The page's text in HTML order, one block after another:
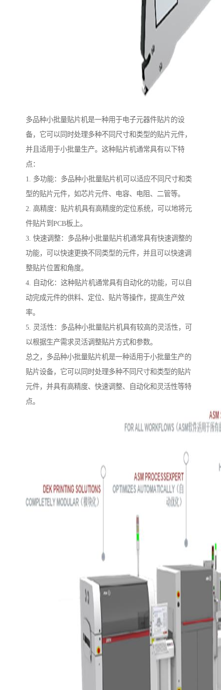
多品种小批量贴片机是一种用于电子元器件贴片的设
备，它可以同时处理多种不同尺寸和类型的贴片元件，
并且适用于小批量生产。这种贴片机通常具有以下特
点：
1. 多功能：多品种小批量贴片机可以适应不同尺寸和类
型的贴片元件，如芯片元件、电容、电阻、二管等。
2. 高精度：贴片机具有高精度的定位系统，可以地将元
件贴片到PCB板上。
3. 快速调整：多品种小批量贴片机通常具有快速调整的
功能，可以快速更换不同类型的元件，并且可以快速调
整贴片位置和角度。
4. 自动化：这种贴片机通常具有自动化的功能，可以自
动完成元件的供料、定位、贴片等操作，提高生产效
率。
5. 灵活性：多品种小批量贴片机具有较高的灵活性，可
以根据生产需求灵活调整贴片方式和参数。
总之，多品种小批量贴片机是一种适用于小批量生产的
贴片设备，它可以同时处理多种不同尺寸和类型的贴片
元件，并具有高精度、快速调整、自动化和灵活性等特
点。